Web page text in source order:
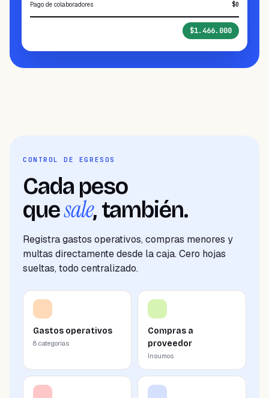
Pago de colaboradores
$0
$1.466.000
CONTROL DE EGRESOS
Cada peso
quesale, también.
Registra gastos operativos, compras menores y
multas directamente desde la caja. Cero hojas
sueltas, todo centralizado.
Gastos operativos
8 categorías
Compras a
proveedor
Insumos